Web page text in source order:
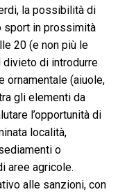
la possibilità di
sport in prossimità
20 (e non più le
divieto di introdurre
ornamentale (aiuole,
gli elementi da
l’opportunità di
località,
o
aree agricole.
alle sanzioni, con